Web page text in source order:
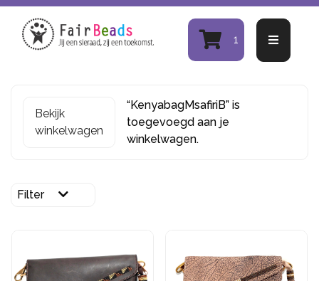
1
Bekijk
winkelwagen
“KenyabagMsafiriB” is
toegevoegd aan je
winkelwagen.
Filter